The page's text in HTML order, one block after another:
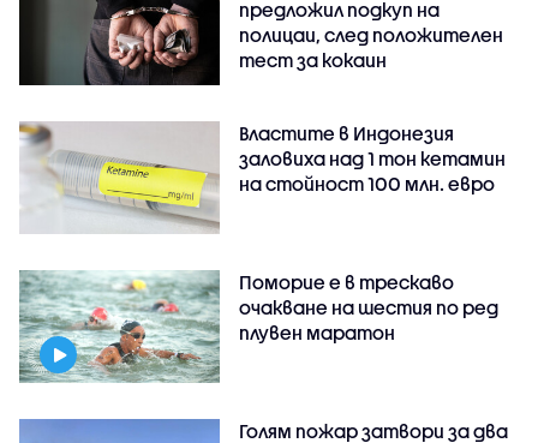
предложил подкуп на
полицаи, след положителен
тест за кокаин
Властите в Индонезия
заловиха над 1 тон кетамин
на стойност 100 млн. евро
Поморие е в трескаво
очакване на шестия по ред
плувен маратон
Голям пожар затвори за два